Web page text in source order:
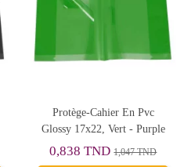
Protège-Cahier En Pvc
Glossy 17x22, Vert - Purple
0,838 TND1,047 TND